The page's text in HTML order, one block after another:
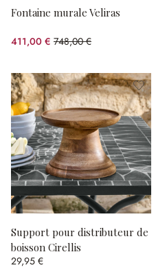
Fontaine murale Veliras
411,00 € 748,00 €
(45.05%spared)
Support pour distributeur de
boisson Cirellis
29,95 €